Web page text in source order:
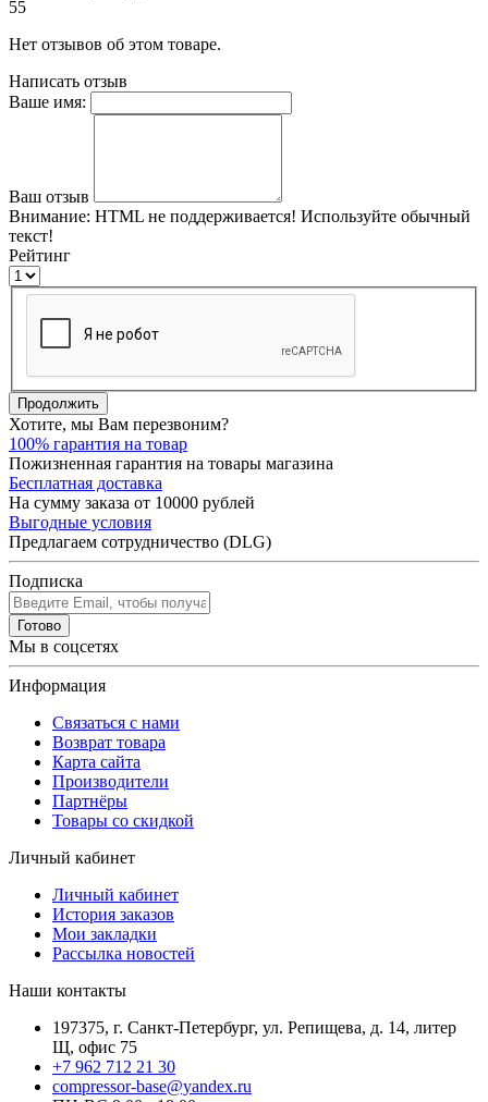
55
Нет отзывов об этом товаре.
Написать отзыв
Ваше имя:
Ваш отзыв
Внимание: HTML не поддерживается! Используйте обычный
текст!
Рейтинг
Продолжить
Хотите, мы Вам перезвоним?
100% гарантия на товар
Пожизненная гарантия на товары магазина
Бесплатная доставка
На сумму заказа от 10000 рублей
Выгодные условия
Предлагаем сотрудничество (DLG)
Подписка
Готово
Мы в соцсетях
Информация
Связаться с нами
Возврат товара
Карта сайта
Производители
Партнёры
Товары со скидкой
Личный кабинет
Личный кабинет
История заказов
Мои закладки
Рассылка новостей
Наши контакты
197375, г. Санкт-Петербург, ул. Репищева, д. 14, литер
Щ, офис 75
+7 962 712 21 30
compressor-base@yandex.ru